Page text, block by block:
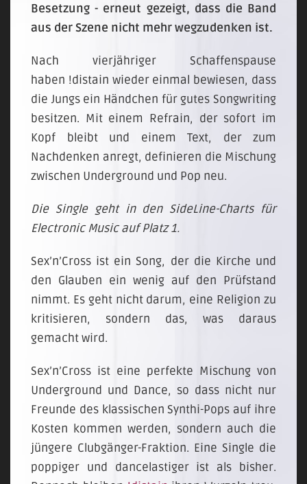
Besetzung - erneut gezeigt, dass die Band
aus der Szene nicht mehr wegzudenken ist.
Nach vierjähriger Schaffenspause
haben !distain wieder einmal bewiesen, dass
die Jungs ein Händchen für gutes Songwriting
besitzen. Mit einem Refrain, der sofort im
Kopf bleibt und einem Text, der zum
Nachdenken anregt, definieren die Mischung
zwischen Underground und Pop neu.
Die Single geht in den SideLine-Charts für
Electronic Music auf Platz 1.
Sex’n’Cross ist ein Song, der die Kirche und
den Glauben ein wenig auf den Prüfstand
nimmt. Es geht nicht darum, eine Religion zu
kritisieren, sondern das, was daraus
gemacht wird.
Sex’n’Cross ist eine perfekte Mischung von
Underground und Dance, so dass nicht nur
Freunde des klassischen Synthi-Pops auf ihre
Kosten kommen werden, sondern auch die
jüngere Clubgänger-Fraktion. Eine Single die
poppiger und dancelastiger ist als bisher.